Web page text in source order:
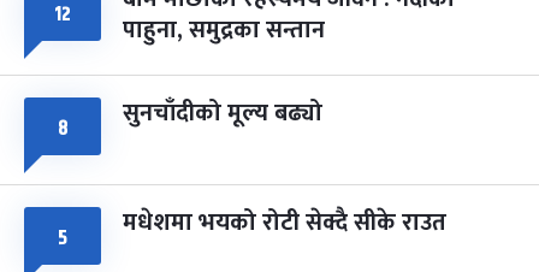
८ फागुपूर्णिमा
चैत्र ८, २०८३-Mar 22, 2027
७ महिना बाँकी
१२ पाहुना, समुद्रका सन्तान
८ सुनचाँदीको मूल्य बढ्यो
५ मधेशमा भयको रोटी सेक्दै सीके राउत